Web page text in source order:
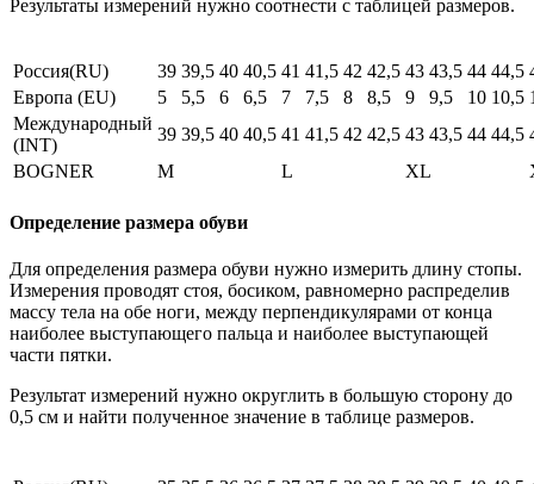
Результаты измерений нужно соотнести с таблицей размеров.
Россия(RU) 39 39,5 40 40,5 41 41,5 42 42,5 43 43,5 44 44,5
Европа (EU)
5 5,5 6 6,5 7 7,5 8 8,5 9 9,5 10 10,5
Международный
(INT)
39 39,5 40 40,5 41 41,5 42 42,5 43 43,5 44 44,5
BOGNER
M L XL
Определение размера обуви
Для определения размера обуви нужно измерить длину стопы.
Измерения проводят стоя, босиком, равномерно распределив
массу тела на обе ноги, между перпендикулярами от конца
наиболее выступающего пальца и наиболее выступающей
части пятки.
Результат измерений нужно округлить в большую сторону до
0,5 см и найти полученное значение в таблице размеров.